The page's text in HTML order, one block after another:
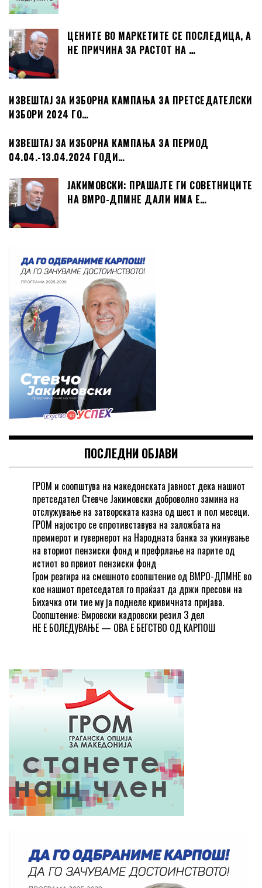
ЦЕНИТЕ ВО МАРКЕТИТЕ СЕ ПОСЛЕДИЦА, А
НЕ ПРИЧИНА ЗА РАСТОТ НА …
ИЗВЕШТАЈ ЗА ИЗБОРНА КАМПАЊА ЗА ПРЕТСЕДАТЕЛСКИ
ИЗБОРИ 2024 ГО…
ИЗВЕШТАЈ ЗА ИЗБОРНА КАМПАЊА ЗА ПЕРИОД
04.04.-13.04.2024 ГОДИ…
ЈАКИМОВСКИ: ПРАШАЈТЕ ГИ СОВЕТНИЦИТЕ
НА ВМРО-ДПМНЕ ДАЛИ ИМА Е…
ПОСЛЕДНИ ОБЈАВИ
ГРОМ и соопштува на македонската јавност дека нашиот
претседател Стевче Јакимовски доброволно замина на
отслужување на затворската казна од шест и пол месеци.
ГРОМ најостро се спротивставува на заложбата на
премиерот и гувернерот на Народната банка за укинување
на вториот пензиски фонд и префрлање на парите од
истиот во првиот пензиски фонд
Гром реагира на смешното соопштение од ВМРО-ДПМНЕ во
кое нашиот претседател го праќаат да држи пресови на
Бихачка оти тие му ја поднеле кривичната пријава.
Соопштение: Вмровски кадровски резил 3 дел
НЕ Е БОЛЕДУВАЊЕ — ОВА Е БЕГСТВО ОД КАРПОШ